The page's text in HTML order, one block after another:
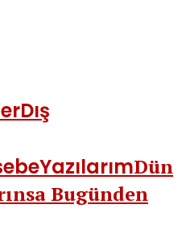
Dış
YazılarımDün
Bugünden